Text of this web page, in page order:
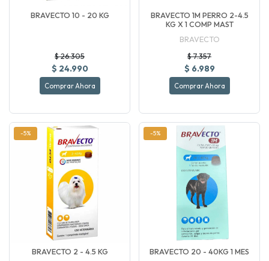
BRAVECTO 10 - 20 KG
$ 26.305
$ 24.990
Comprar Ahora
BRAVECTO 1M PERRO 2-4.5
KG X 1 COMP MAST
BRAVECTO
$ 7.357
$ 6.989
Comprar Ahora
-5%
BRAVECTO 2 - 4.5 KG
-5%
BRAVECTO 20 - 40KG 1 MES